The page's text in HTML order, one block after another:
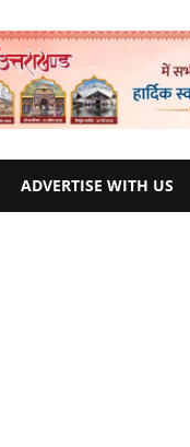
ADVERTISE WITH US